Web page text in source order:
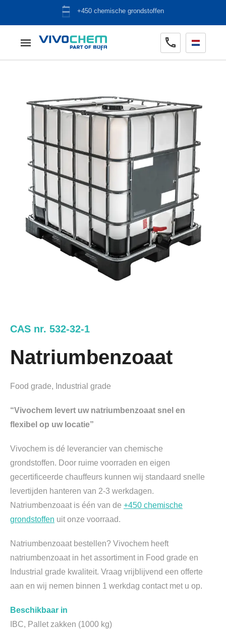
ADR opslag
CAS nr. 532-32-1
Natriumbenzoaat
Food grade, Industrial grade
“Vivochem levert uw natriumbenzoaat snel en
flexibel op uw locatie”
Vivochem is dé leverancier van chemische
grondstoffen. Door ruime voorraden en eigen
gecertificeerde chauffeurs kunnen wij standaard snelle
levertijden hanteren van 2-3 werkdagen.
Natriumbenzoaat is één van de +450 chemische
grondstoffen uit onze voorraad.
Natriumbenzoaat bestellen? Vivochem heeft
natriumbenzoaat in het assortiment in Food grade en
Industrial grade kwaliteit. Vraag vrijblijvend een offerte
aan en wij nemen binnen 1 werkdag contact met u op.
Beschikbaar in
IBC, Pallet zakken (1000 kg)